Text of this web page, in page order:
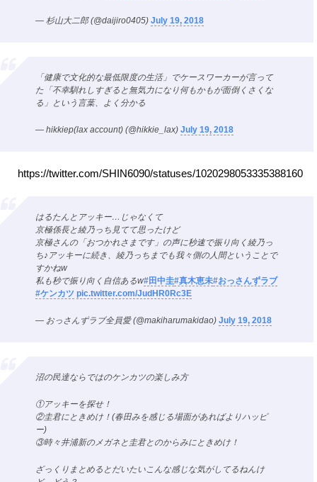
— 杉山大二郎 (@daijiro0405) July 19, 2018
「健康で文化的な最低限度の生活」でケースワーカーが言って
た「不幸馴れしすぎると無気力になり何もかもが面倒くさくな
る」という言葉、よく分かる
— hikkiep(lax account) (@hikkie_lax) July 19, 2018
https://twitter.com/SHIN6090/statuses/1020298053335388160
はるたんとアッキー…じゃなくて
京極係長と綾乃っち見てて思ったけど
京極さんの「おつかれさまです」の声に秒速で振り向く綾乃っ
ち♪アッキーに続き、綾乃っちまでも我々側の人間ということで
すかねw
私も秒で振り向く自信あるw#田中圭#真木恵未#おっさんずラブ
#ケンカツ pic.twitter.com/JudHR0Rc3E
— おっさんずラブ全員愛 (@makiharumakidao) July 19, 2018
沼の民達ならではのケンカツの楽しみ方
①アッキーを探せ！
②圭君にときめけ！(春田みを感じる場面があればよりハッピ
ー)
③時々井浦新のメガネと圭君とのからみにときめけ！
ざっくりまとめるとだいたいこんな感じな気がしてるねんけ